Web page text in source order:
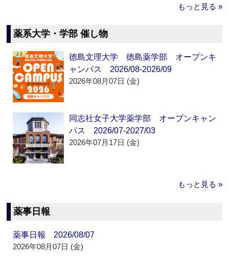
もっと見る »
薬系大学・学部 催し物
徳島文理大学 徳島薬学部 オープンキ
ャンパス 2026/08-2026/09
2026年08月07日 (金)
同志社女子大学薬学部 オープンキャン
パス 2026/07-2027/03
2026年07月17日 (金)
もっと見る »
薬事日報
薬事日報 2026/08/07
2026年08月07日 (金)